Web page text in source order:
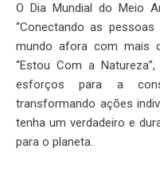
O Dia Mundial do Meio
“Conectando as
mundo afora com mais
“Estou Com a
esforços para a
transformando ações
tenha um verdadeiro e
para o planeta.